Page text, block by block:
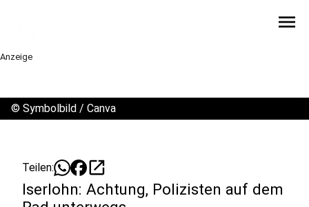
menu
Anzeige
© Symbolbild / Canva
Teilen: open_in_new
Iserlohn: Achtung, Polizisten auf dem